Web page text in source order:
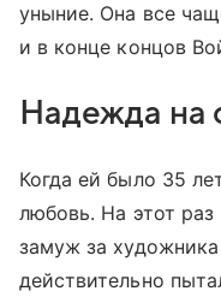
уныние. Она все
и в конце концов
Надежда на
Когда ей было 35
любовь. На этот
замуж за
действительно